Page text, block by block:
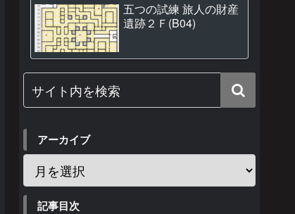
五つの試練 旅人の財産
遺跡２Ｆ(B04)
アーカイブ
記事目次